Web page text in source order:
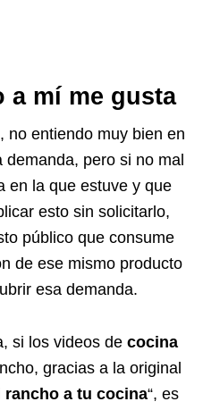
a mí me gusta
no entiendo muy bien en
pero si no mal
en la que estuve y que
esto sin solicitarlo,
público que consume
de ese mismo producto
esa demanda.
si los videos de cocina
gracias a la original
rancho a tu cocina“, es